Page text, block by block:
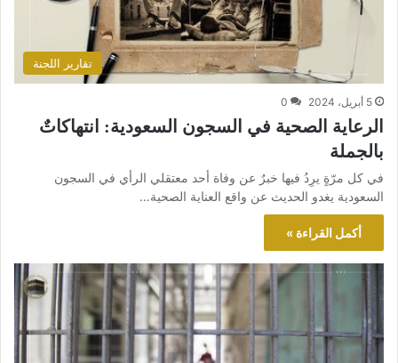
تقارير اللجنة
5 أبريل، 2024 0
الرعاية الصحية في السجون السعودية: انتهاكاتٌ
بالجملة
في كل مرّةٍ يرِدُ فيها خبرٌ عن وفاة أحد معتقلي الرأي في السجون
السعودية يغدو الحديث عن واقع العناية الصحية…
أكمل القراءة »